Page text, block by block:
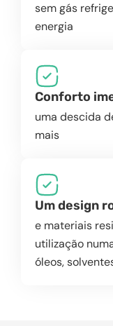
sem gás
energia
Conforto
uma descida
mais
Um design
e materiais
utilização
óleos,